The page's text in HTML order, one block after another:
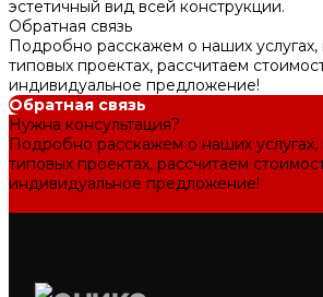
эстетичный вид всей конструкции.
Обратная связь
Подробно расскажем о наших услугах,
типовых проектах, рассчитаем
индивидуальное предложение!
Обратная связь
Нужна консультация?
Подробно расскажем о наших услугах,
типовых проектах, рассчитаем
индивидуальное предложение!